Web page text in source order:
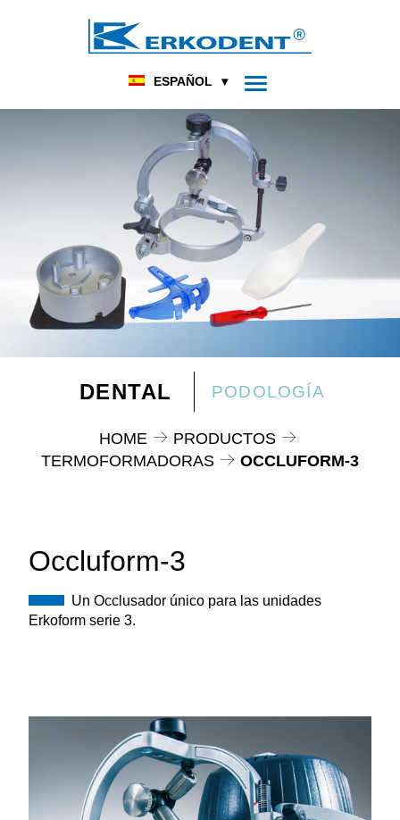
ESPAÑOL
DENTAL PODOLOGÍA
HOME
PRODUCTOS
TERMOFORMADORAS
OCCLUFORM-3
Occluform-3
Un Occlusador único para las unidades
Erkoform serie 3.